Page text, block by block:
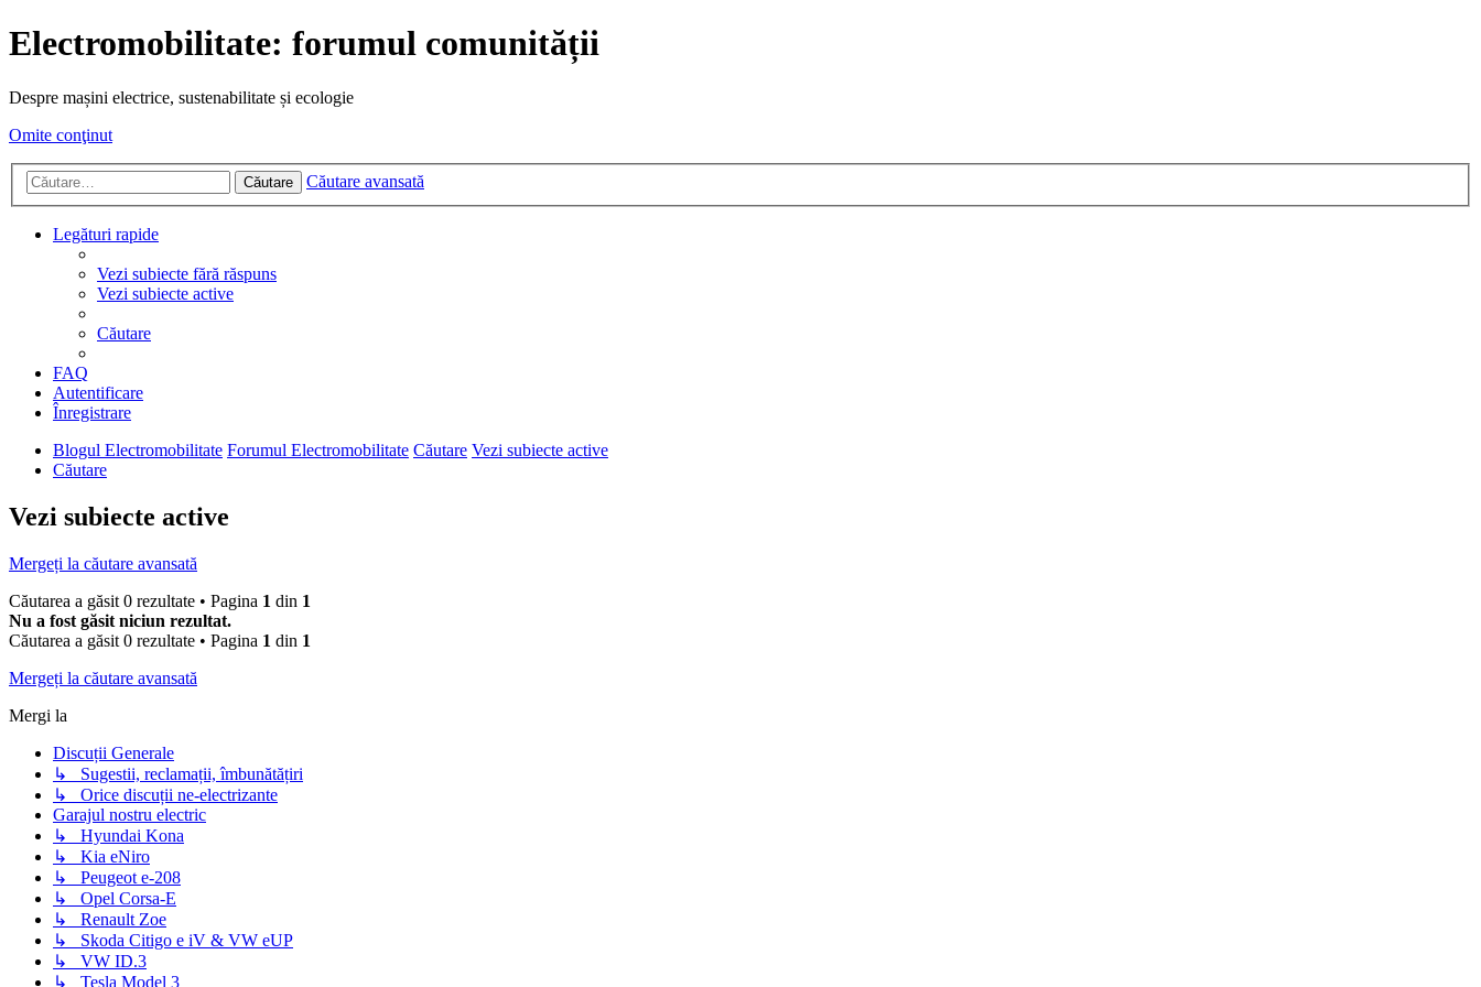
Electromobilitate: forumul comunității
Despre mașini electrice, sustenabilitate și ecologie
Omite conţinut
Căutare Căutare avansată
Legături rapide
Vezi subiecte fără răspuns
Vezi subiecte active
Căutare
FAQ
Autentificare
Înregistrare
Blogul Electromobilitate Forumul Electromobilitate Căutare Vezi subiecte active
Căutare
Vezi subiecte active
Mergeți la căutare avansată
Căutarea a găsit 0 rezultate • Pagina 1 din 1
Nu a fost găsit niciun rezultat.
Căutarea a găsit 0 rezultate • Pagina 1 din 1
Mergeți la căutare avansată
Mergi la
Discuții Generale
↳ Sugestii, reclamații, îmbunătățiri
↳ Orice discuții ne-electrizante
Garajul nostru electric
↳ Hyundai Kona
↳ Kia eNiro
↳ Peugeot e-208
↳ Opel Corsa-E
↳ Renault Zoe
↳ Skoda Citigo e iV & VW eUP
↳ VW ID.3
↳ Tesla Model 3